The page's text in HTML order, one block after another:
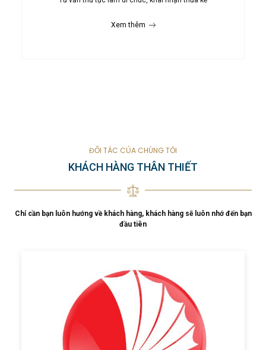
Xem thêm
ĐỐI TÁC CỦA CHÚNG TÔI
KHÁCH HÀNG THÂN THIẾT
Chỉ cần bạn luôn hướng về khách hàng, khách hàng sẽ luôn nhớ đến bạn
đầu tiên